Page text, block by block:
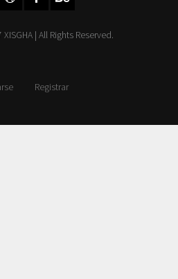
| All Rights Reserved.
Registrar